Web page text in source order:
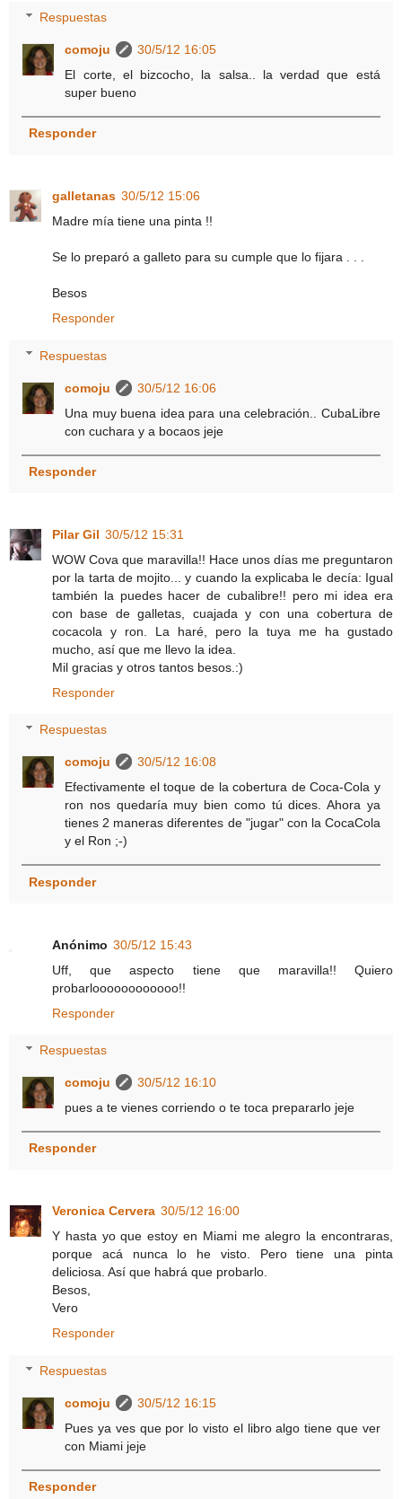
Respuestas
comoju
30/5/12 16:05
El corte, el bizcocho, la salsa.. la verdad que está
super bueno
Responder
galletanas 30/5/12 15:06
Madre mía tiene una pinta !!
Se lo preparó a galleto para su cumple que lo fijara . . .
Besos
Responder
Respuestas
comoju
30/5/12 16:06
Una muy buena idea para una celebración.. CubaLibre
con cuchara y a bocaos jeje
Responder
Pilar Gil 30/5/12 15:31
WOW Cova que maravilla!! Hace unos días me preguntaron
por la tarta de mojito... y cuando la explicaba le decía: Igual
también la puedes hacer de cubalibre!! pero mi idea era
con base de galletas, cuajada y con una cobertura de
cocacola y ron. La haré, pero la tuya me ha gustado
mucho, así que me llevo la idea.
Mil gracias y otros tantos besos.:)
Responder
Respuestas
comoju
30/5/12 16:08
Efectivamente el toque de la cobertura de Coca-Cola y
ron nos quedaría muy bien como tú dices. Ahora ya
tienes 2 maneras diferentes de "jugar" con la CocaCola
y el Ron ;-)
Responder
Anónimo 30/5/12 15:43
Uff, que aspecto tiene que maravilla!! Quiero
probarloooooooooooo!!
Responder
Respuestas
comoju
30/5/12 16:10
pues a te vienes corriendo o te toca prepararlo jeje
Responder
Veronica Cervera 30/5/12 16:00
Y hasta yo que estoy en Miami me alegro la encontraras,
porque acá nunca lo he visto. Pero tiene una pinta
deliciosa. Así que habrá que probarlo.
Besos,
Vero
Responder
Respuestas
comoju
30/5/12 16:15
Pues ya ves que por lo visto el libro algo tiene que ver
con Miami jeje
Responder